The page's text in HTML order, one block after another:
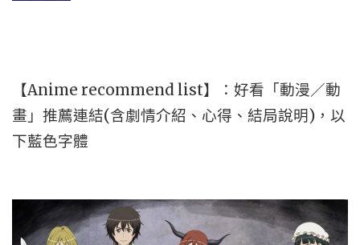
【Anime recommend list】：好看「動漫／動
畫」推薦連結(含劇情介紹、心得、結局說明)，以
下藍色字體